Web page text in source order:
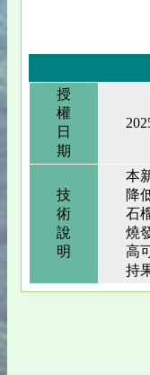
授
權
日
期
技
術
說
明
本
降
石
燒
高
持